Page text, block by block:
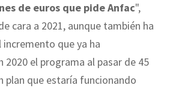
de euros que pide Anfac",
cara a 2021, aunque también ha
que ya ha
2020 el programa al pasar de 45
plan que estaría funcionando